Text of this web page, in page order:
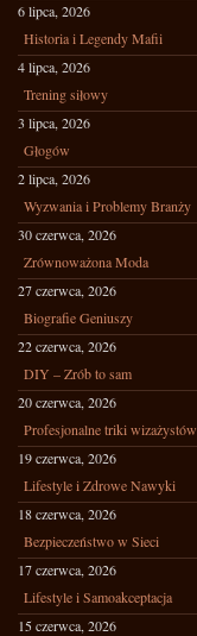
6 lipca, 2026
Historia i Legendy Mafii
4 lipca, 2026
Trening siłowy
3 lipca, 2026
Głogów
2 lipca, 2026
Wyzwania i Problemy Branży
30 czerwca, 2026
Zrównoważona Moda
27 czerwca, 2026
Biografie Geniuszy
22 czerwca, 2026
DIY – Zrób to sam
20 czerwca, 2026
Profesjonalne triki wizażystów
19 czerwca, 2026
Lifestyle i Zdrowe Nawyki
18 czerwca, 2026
Bezpieczeństwo w Sieci
17 czerwca, 2026
Lifestyle i Samoakceptacja
15 czerwca, 2026